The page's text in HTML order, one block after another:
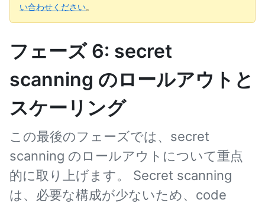
い合わせください。
フェーズ 6: secret
scanning のロールアウトと
スケーリング
この最後のフェーズでは、secret
scanning のロールアウトについて重点
的に取り上げます。 Secret scanning
は、必要な構成が少ないため、code